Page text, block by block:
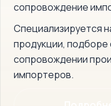
сопровождение
Специализируется
продукции,
сопровождении
импортеров.